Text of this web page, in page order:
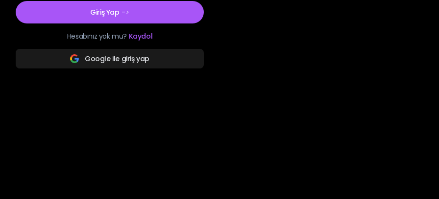
Giriş Yap ->
Hesabınız yok mu? Kaydol
Google ile giriş yap